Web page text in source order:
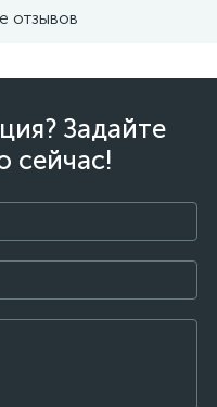
отзывов
Задайте
сейчас!